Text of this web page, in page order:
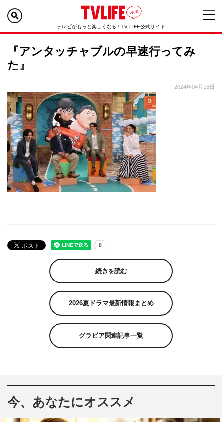
テレビがもっと楽しくなる！TV LIFE公式サイト
『アンタッチャブルの早速行ってみ
た』
2024年04月16日
続きを読む
2026夏ドラマ最新情報まとめ
グラビア関連記事一覧
今、あなたにオススメ